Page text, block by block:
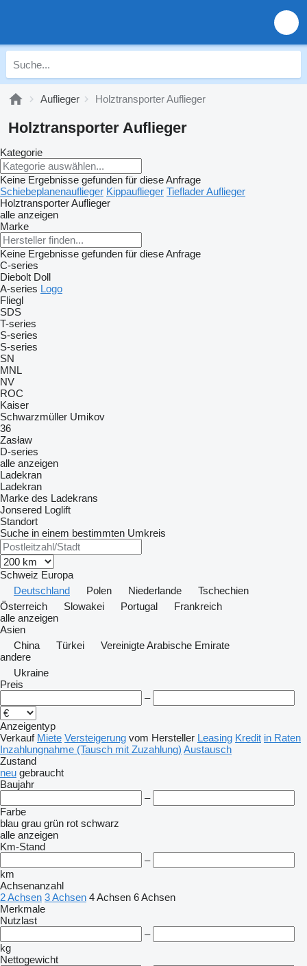
Auflieger Holztransporter Auflieger
Holztransporter Auflieger
Kategorie
Keine Ergebnisse gefunden für diese Anfrage
Schiebeplanenauflieger Kippauflieger Tieflader Auflieger
Holztransporter Auflieger
alle anzeigen
Marke
Keine Ergebnisse gefunden für diese Anfrage
C-series
Diebolt Doll
A-series Logo
Fliegl
SDS
T-series
S-series
S-series
SN
MNL
NV
ROC
Kaiser
Schwarzmüller Umikov
36
Zasław
D-series
alle anzeigen
Ladekran
Ladekran
Marke des Ladekrans
Jonsered Loglift
Standort
Suche in einem bestimmten Umkreis
Schweiz Europa
Deutschland
Polen Niederlande
Tschechien
Österreich
Slowakei Portugal
Frankreich
alle anzeigen
Asien
China
Türkei
Vereinigte Arabische Emirate
andere
Ukraine
Preis
–
Anzeigentyp
Verkauf Miete Versteigerung vom Hersteller Leasing Kredit in Raten
Inzahlungnahme (Tausch mit Zuzahlung) Austausch
Zustand
neu gebraucht
Baujahr
–
Farbe
blau grau grün rot schwarz
alle anzeigen
Km-Stand
–
km
Achsenanzahl
2 Achsen 3 Achsen 4 Achsen 6 Achsen
Merkmale
Nutzlast
–
kg
Nettogewicht